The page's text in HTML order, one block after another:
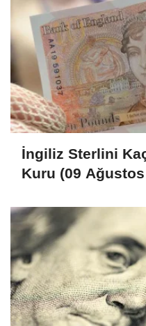
İngiliz Sterlini
Kuru (09 Ağustos